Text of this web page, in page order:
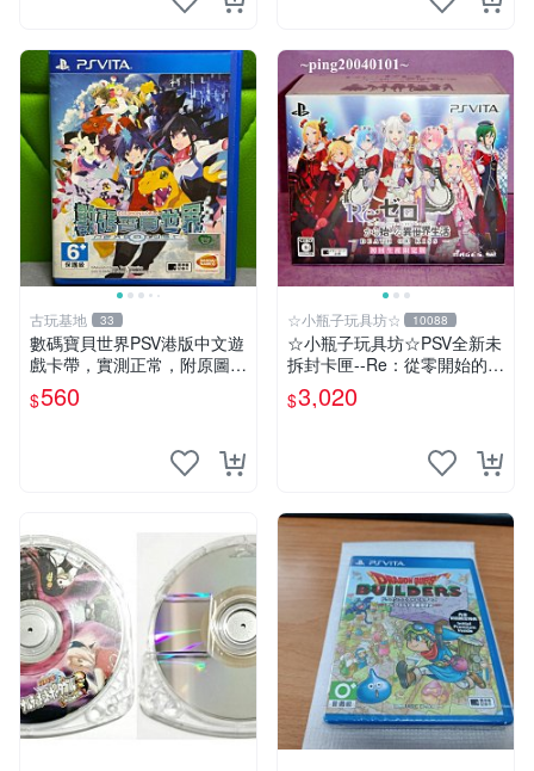
古玩基地 33
數碼寶貝世界PSV港版中文遊
戲卡帶，實測正常，附原圖詳
查成色，拍前確認再購入！
數碼寶貝 PSV 港文 港版
$560
☆小瓶子玩具坊☆ 10088
☆小瓶子玩具坊☆PSV全新未
拆封卡匣--Re：從零開始的異
世界生活 DEATH OR KISS
限定版 (日版)
$3,020